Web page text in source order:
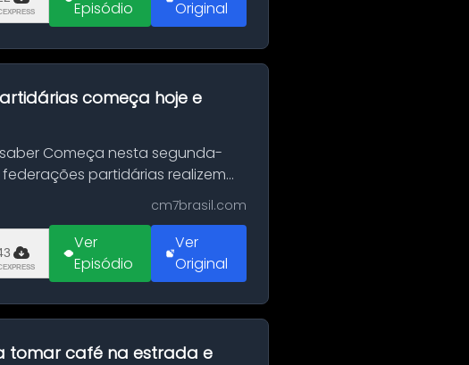
Episódio
Original
começa hoje e
Começa nesta segunda-
partidárias realizem
cm7brasil.com
Ver
Episódio
Ver
Original
tomar café na estrada e